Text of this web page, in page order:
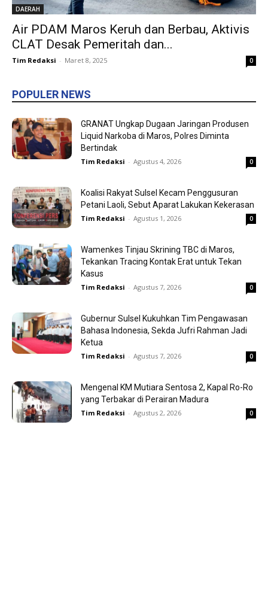
DAERAH
Air PDAM Maros Keruh dan Berbau, Aktivis
CLAT Desak Pemeritah dan...
Tim Redaksi - Maret 8, 2025 0
POPULER NEWS
GRANAT Ungkap Dugaan Jaringan Produsen
Liquid Narkoba di Maros, Polres Diminta
Bertindak
Tim Redaksi - Agustus 4, 2026 0
Koalisi Rakyat Sulsel Kecam Penggusuran
Petani Laoli, Sebut Aparat Lakukan Kekerasan
Tim Redaksi - Agustus 1, 2026 0
Wamenkes Tinjau Skrining TBC di Maros,
Tekankan Tracing Kontak Erat untuk Tekan
Kasus
Tim Redaksi - Agustus 7, 2026 0
Gubernur Sulsel Kukuhkan Tim Pengawasan
Bahasa Indonesia, Sekda Jufri Rahman Jadi
Ketua
Tim Redaksi - Agustus 7, 2026 0
Mengenal KM Mutiara Sentosa 2, Kapal Ro-Ro
yang Terbakar di Perairan Madura
Tim Redaksi - Agustus 2, 2026 0